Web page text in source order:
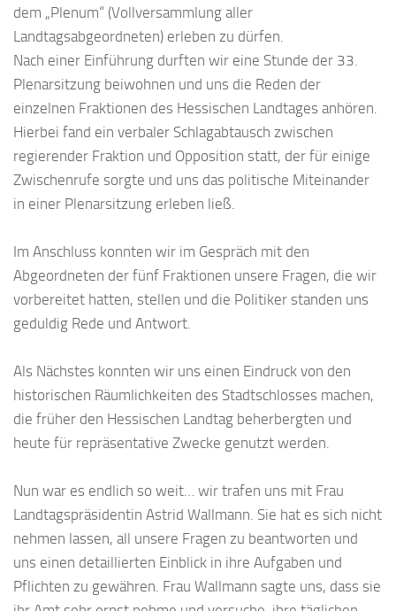
dem „Plenum“ (Vollversammlung aller
Landtagsabgeordneten) erleben zu dürfen.
Nach einer Einführung durften wir eine Stunde der 33.
Plenarsitzung beiwohnen und uns die Reden der
einzelnen Fraktionen des Hessischen Landtages anhören.
Hierbei fand ein verbaler Schlagabtausch zwischen
regierender Fraktion und Opposition statt, der für einige
Zwischenrufe sorgte und uns das politische Miteinander
in einer Plenarsitzung erleben ließ.
Im Anschluss konnten wir im Gespräch mit den
Abgeordneten der fünf Fraktionen unsere Fragen, die wir
vorbereitet hatten, stellen und die Politiker standen uns
geduldig Rede und Antwort.
Als Nächstes konnten wir uns einen Eindruck von den
historischen Räumlichkeiten des Stadtschlosses machen,
die früher den Hessischen Landtag beherbergten und
heute für repräsentative Zwecke genutzt werden.
Nun war es endlich so weit… wir trafen uns mit Frau
Landtagspräsidentin Astrid Wallmann. Sie hat es sich nicht
nehmen lassen, all unsere Fragen zu beantworten und
uns einen detaillierten Einblick in ihre Aufgaben und
Pflichten zu gewähren. Frau Wallmann sagte uns, dass sie